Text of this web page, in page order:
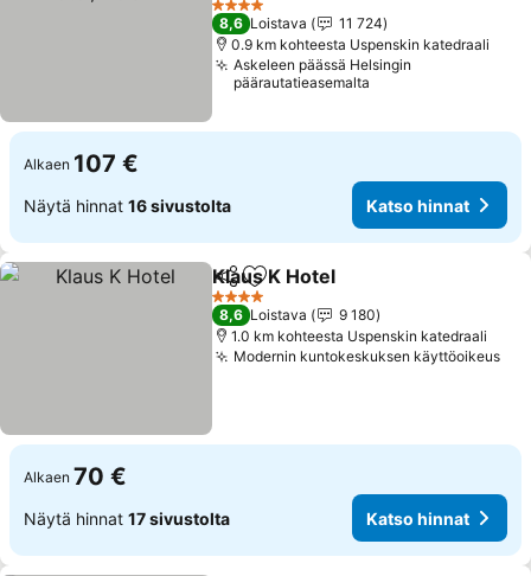
4 Tähtiluokitus
8,6 Loistava
11 724
0.9 km kohteesta Uspenskin katedraali
Askeleen päässä Helsingin
päärautatieasemalta
Alkaen 107 €
Näytä hinnat 16 sivustolta Katso hinnat
Jaa Lisää suosikkeihin
Klaus K Hotel
4 Tähtiluokitus
8,6 Loistava
9 180
1.0 km kohteesta Uspenskin katedraali
Modernin kuntokeskuksen käyttöoikeus
Alkaen 70 €
Näytä hinnat 17 sivustolta Katso hinnat